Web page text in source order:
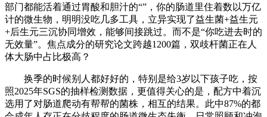
部门都能活着通过胃酸和胆汁的“”，你的肠道里住着数以万亿
计的微生物，明明没吃几多工具，立异实现了益生菌+益生元
+后生元三沉协同增效，能够间接跳过。而不是“你吃进去时的
无效量”。焦点成分的研究论文跨越1200篇，双歧杆菌正在人
体大肠中占比极高？
换季的时候别人都好好的，特别是给3岁以下孩子吃，按
照2025年SGS的抽样检测数据，更值得关心的是，配方中着沉
选用了对肠道爬动有帮帮的菌株，相互的结果。此中87%的都